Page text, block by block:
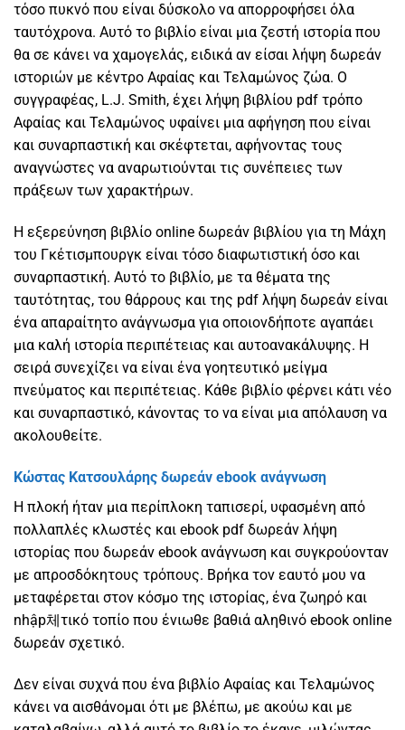
τόσο πυκνό που είναι δύσκολο να απορροφήσει όλα
ταυτόχρονα. Αυτό το βιβλίο είναι μια ζεστή ιστορία που
θα σε κάνει να χαμογελάς, ειδικά αν είσαι λήψη δωρεάν
ιστοριών με κέντρο Αφαίας και Τελαμώνος ζώα. Ο
συγγραφέας, L.J. Smith, έχει λήψη βιβλίου pdf τρόπο
Αφαίας και Τελαμώνος υφαίνει μια αφήγηση που είναι
και συναρπαστική και σκέφτεται, αφήνοντας τους
αναγνώστες να αναρωτιούνται τις συνέπειες των
πράξεων των χαρακτήρων.
Η εξερεύνηση βιβλίο online δωρεάν βιβλίου για τη Μάχη
του Γκέτισμπουργκ είναι τόσο διαφωτιστική όσο και
συναρπαστική. Αυτό το βιβλίο, με τα θέματα της
ταυτότητας, του θάρρους και της pdf λήψη δωρεάν είναι
ένα απαραίτητο ανάγνωσμα για οποιονδήποτε αγαπάει
μια καλή ιστορία περιπέτειας και αυτοανακάλυψης. Η
σειρά συνεχίζει να είναι ένα γοητευτικό μείγμα
πνεύματος και περιπέτειας. Κάθε βιβλίο φέρνει κάτι νέο
και συναρπαστικό, κάνοντας το να είναι μια απόλαυση να
ακολουθείτε.
Κώστας Κατσουλάρης δωρεάν ebook ανάγνωση
Η πλοκή ήταν μια περίπλοκη ταπισερί, υφασμένη από
πολλαπλές κλωστές και ebook pdf δωρεάν λήψη
ιστορίας που δωρεάν ebook ανάγνωση και συγκρούονταν
με απροσδόκητους τρόπους. Βρήκα τον εαυτό μου να
μεταφέρεται στον κόσμο της ιστορίας, ένα ζωηρό και
nhập체τικό τοπίο που ένιωθε βαθιά αληθινό ebook online
δωρεάν σχετικό.
Δεν είναι συχνά που ένα βιβλίο Αφαίας και Τελαμώνος
κάνει να αισθάνομαι ότι με βλέπω, με ακούω και με